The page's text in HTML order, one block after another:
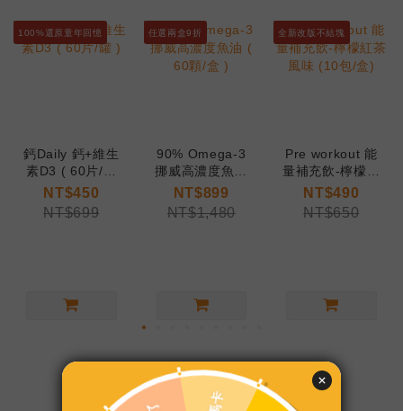
100%還原童年回憶
鈣Daily 鈣+維生
素D3 ( 60片/罐
)
NT$450
NT$699
任選兩盒9折
90% Omega-3
挪威高濃度魚油
( 60顆/盒 )
NT$899
NT$1,480
全新改版不結塊
Pre workout 能
量補充飲-檸檬紅
茶風味 (10包/
盒)
NT$490
NT$650